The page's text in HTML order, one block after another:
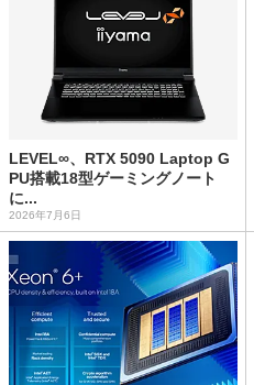
LEVEL∞、RTX 5090 Laptop G
PU搭載18型ゲーミングノート
に...
2026年7月6日